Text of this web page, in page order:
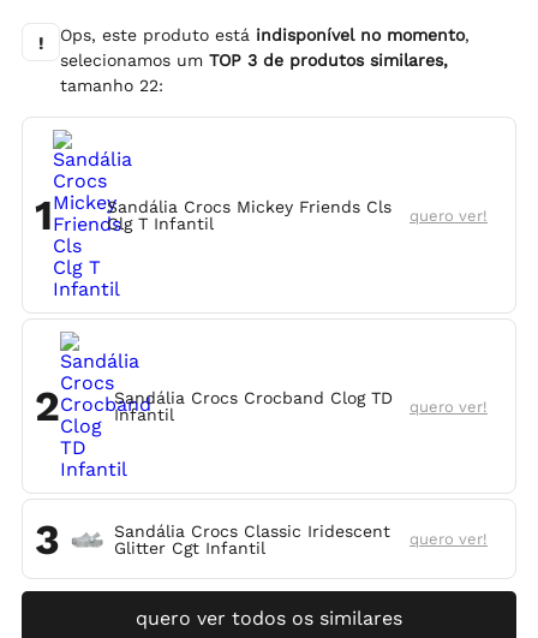
! Ops, este produto está indisponível no momento,
selecionamos umTOP3 de produtos similares,
tamanho 22:
1
Sandália Crocs Mickey Friends Cls
Clg T Infantil
quero ver!
2
Sandália Crocs Crocband Clog TD
Infantil
quero ver!
3
Sandália Crocs Classic Iridescent
Glitter Cgt Infantil
quero ver!
quero ver todos os similares